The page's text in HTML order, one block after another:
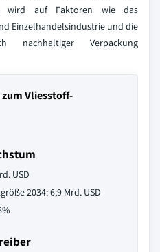
wird auf Faktoren wie das
Einzelhandelsindustrie und die
nachhaltiger Verpackung
Vliesstoff-
USD
2034: 6,9 Mrd. USD